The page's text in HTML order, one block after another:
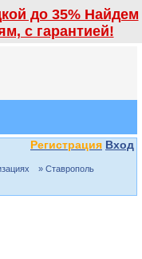
до 35% Найдем
с гарантией!
Регистрация Вход
» Ставрополь